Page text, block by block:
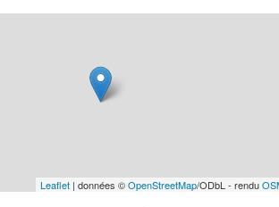
Leaflet | données ©OpenStreetMap/ODbL - rendu